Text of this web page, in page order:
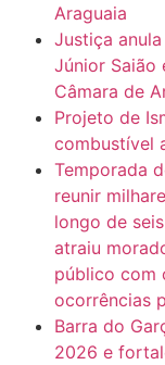
Araguaia
Justiça
Júnior Saião
Câmara de
Projeto de
combustível
Temporada
reunir
longo de
atraiu
público com
ocorrências
Barra do
2026 e